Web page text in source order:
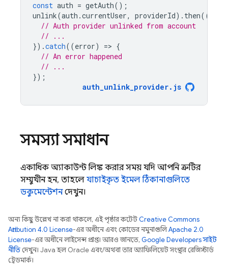
const auth = getAuth();
unlink(auth .currentUser, providerId). then(()
// Auth provider unlinked from account
// ...
}).catch((error) => {
// An error happened
// ...
});
auth_unlink_provider. js
সমস্যা সমাধান
একাধিক অ্যাকাউন্ট লিঙ্ক করার সময় যদি আপনি ত্রুটির
সম্মুখীন হন, তাহলে যাচাইকৃত ইমেল ঠিকানাগুলিতে
ডকুমেন্টেশনদেখুন।
অন্য কিছু উল্লেখ না করা থাকলে, এই পৃষ্ঠার কন্টেন্টCreative Commons
Attribution 4.0 License-এর অধীনে এবং কোডের নমুনাগুলিApache 2.0
License-এর অধীনে লাইসেন্স প্রাপ্ত। আরও জানতে,Google Developers সাইট
নীতি দেখুন। Java হল Oracle এবং/অথবা তার অ্যাফিলিয়েট সংস্থার রেজিস্টার্ড
ট্রেডমার্ক।